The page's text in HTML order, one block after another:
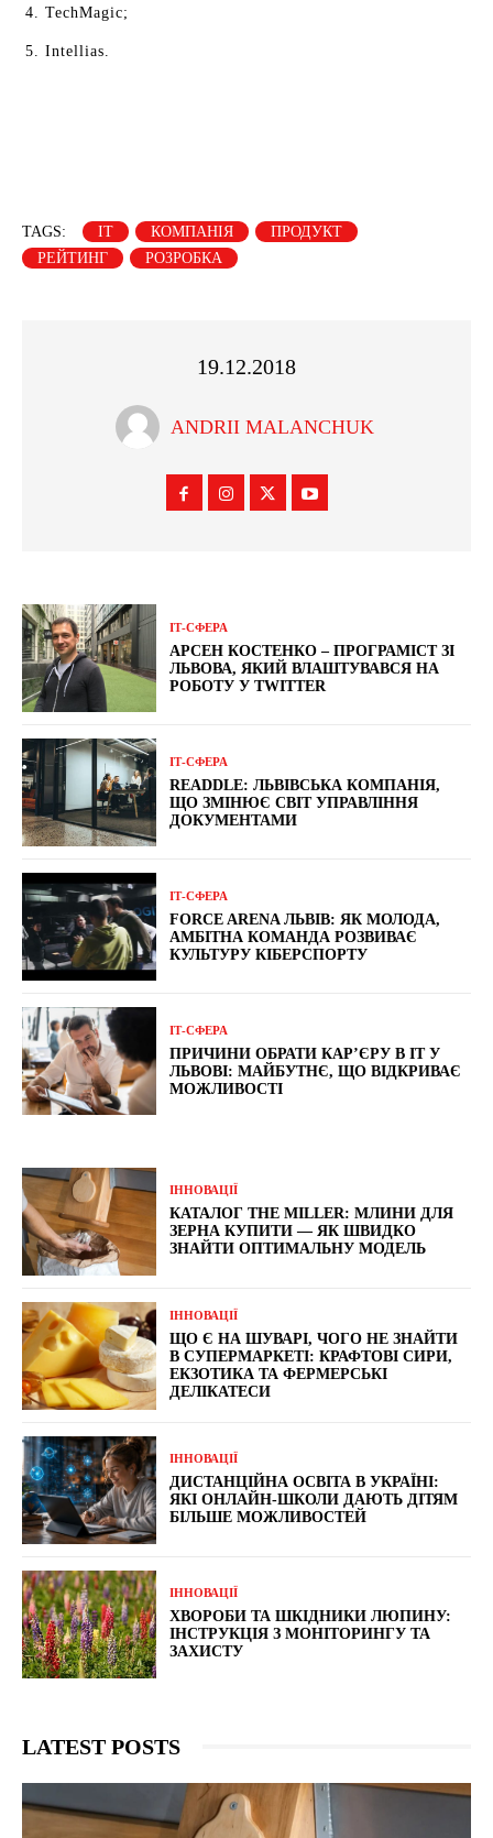
TechMagic;
Intellias.
TAGS: ІТ КОМПАНІЯ
ПРОДУКТ
РЕЙТИНГ
РОЗРОБКА
19.12.2018
ANDRII MALANCHUK
ІТ-СФЕРА
АРСЕН КОСТЕНКО – ПРОГРАМІСТ ЗІ
ЛЬВОВА, ЯКИЙ ВЛАШТУВАВСЯ НА
РОБОТУ У TWITTER
ІТ-СФЕРА
READDLE: ЛЬВІВСЬКА КОМПАНІЯ,
ЩО ЗМІНЮЄ СВІТ УПРАВЛІННЯ
ДОКУМЕНТАМИ
ІТ-СФЕРА
FORCE ARENA ЛЬВІВ: ЯК МОЛОДА,
АМБІТНА КОМАНДА РОЗВИВАЄ
КУЛЬТУРУ КІБЕРСПОРТУ
ІТ-СФЕРА
ПРИЧИНИ ОБРАТИ КАР’ЄРУ В ІТ У
ЛЬВОВІ: МАЙБУТНЄ, ЩО ВІДКРИВАЄ
МОЖЛИВОСТІ
ІННОВАЦІЇ
КАТАЛОГ THE MILLER: МЛИНИ ДЛЯ
ЗЕРНА КУПИТИ — ЯК ШВИДКО
ЗНАЙТИ ОПТИМАЛЬНУ МОДЕЛЬ
ІННОВАЦІЇ
ЩО Є НА ШУВАРІ, ЧОГО НЕ ЗНАЙТИ
В СУПЕРМАРКЕТІ: КРАФТОВІ СИРИ,
ЕКЗОТИКА ТА ФЕРМЕРСЬКІ
ДЕЛІКАТЕСИ
ІННОВАЦІЇ
ДИСТАНЦІЙНА ОСВІТА В УКРАЇНІ:
ЯКІ ОНЛАЙН-ШКОЛИ ДАЮТЬ ДІТЯМ
БІЛЬШЕ МОЖЛИВОСТЕЙ
ІННОВАЦІЇ
ХВОРОБИ ТА ШКІДНИКИ ЛЮПИНУ:
ІНСТРУКЦІЯ З МОНІТОРИНГУ ТА
ЗАХИСТУ
LATEST POSTS